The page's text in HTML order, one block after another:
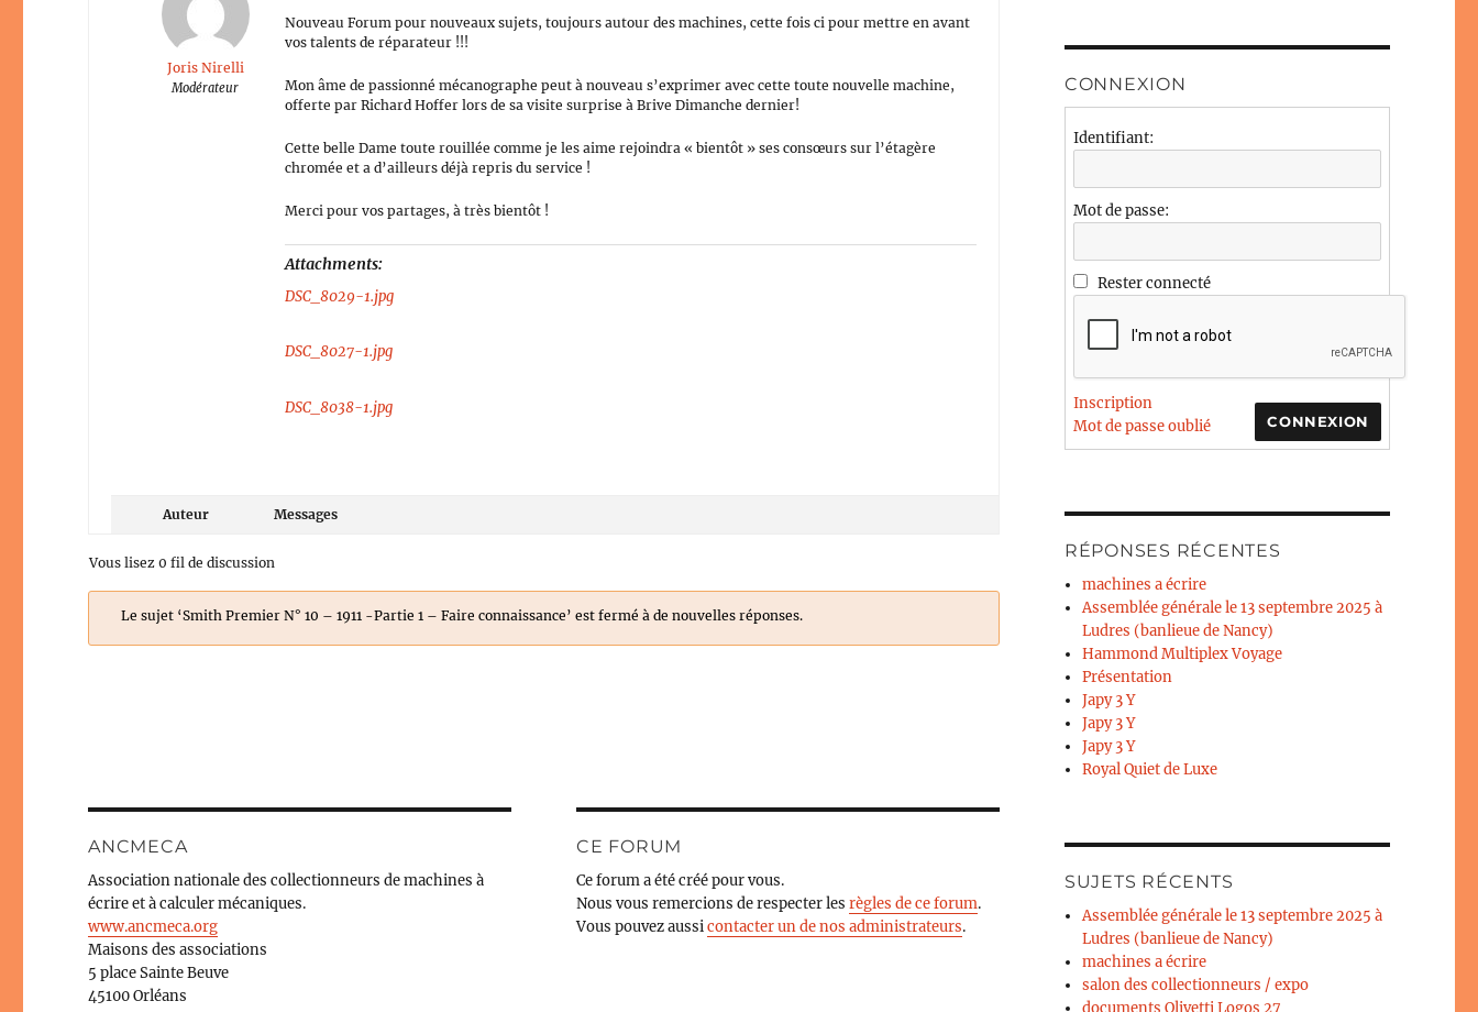
Joris Nirelli
Modérateur
Nouveau Forum pour nouveaux sujets, toujours autour des machines, cette fois ci pour mettre en avant
vos talents de réparateur !!!
Mon âme de passionné mécanographe peut à nouveau s’exprimer avec cette toute nouvelle machine,
offerte par Richard Hoffer lors de sa visite surprise à Brive Dimanche dernier!
Cette belle Dame toute rouillée comme je les aime rejoindra « bientôt » ses consœurs sur l’étagère
chromée et a d’ailleurs déjà repris du service !
Merci pour vos partages, à très bientôt !
Attachments:
DSC_8029-1.jpg
DSC_8027-1.jpg
DSC_8038-1.jpg
Auteur Messages
Vous lisez 0 fil de discussion
Le sujet ‘Smith Premier N° 10 – 1911 -Partie 1 – Faire connaissance’ est fermé à de nouvelles réponses.
ANCMECA
Association nationale des collectionneurs de machines à
écrire et à calculer mécaniques.
www.ancmeca.org
Maisons des associations
5 place Sainte Beuve
45100 Orléans
CE FORUM
Ce forum a été créé pour vous.
Nous vous remercions de respecter lesrègles de ce forum.
Vous pouvez aussicontacter un de nos administrateurs.
CONNEXION
Identifiant:
Mot de passe:
Rester connecté
CONNEXION
Inscription
Mot de passe oublié
RÉPONSES RÉCENTES
machines a écrire
Assemblée générale le 13 septembre 2025 à
Ludres (banlieue de Nancy)
Hammond Multiplex Voyage
Présentation
Japy 3 Y
Japy 3 Y
Japy 3 Y
Royal Quiet de Luxe
SUJETS RÉCENTS
Assemblée générale le 13 septembre 2025 à
Ludres (banlieue de Nancy)
machines a écrire
salon des collectionneurs / expo
documents Olivetti Logos 27